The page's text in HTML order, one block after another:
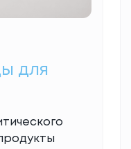
для